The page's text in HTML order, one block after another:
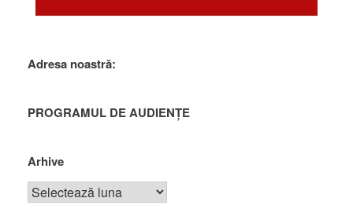
Adresa noastră:
PROGRAMUL DE AUDIENȚE
Arhive